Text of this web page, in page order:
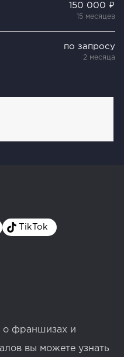
150 000 ₽
15 месяцев
по запросу
2 месяца
TikTok
о франшизах и
вы можете узнать